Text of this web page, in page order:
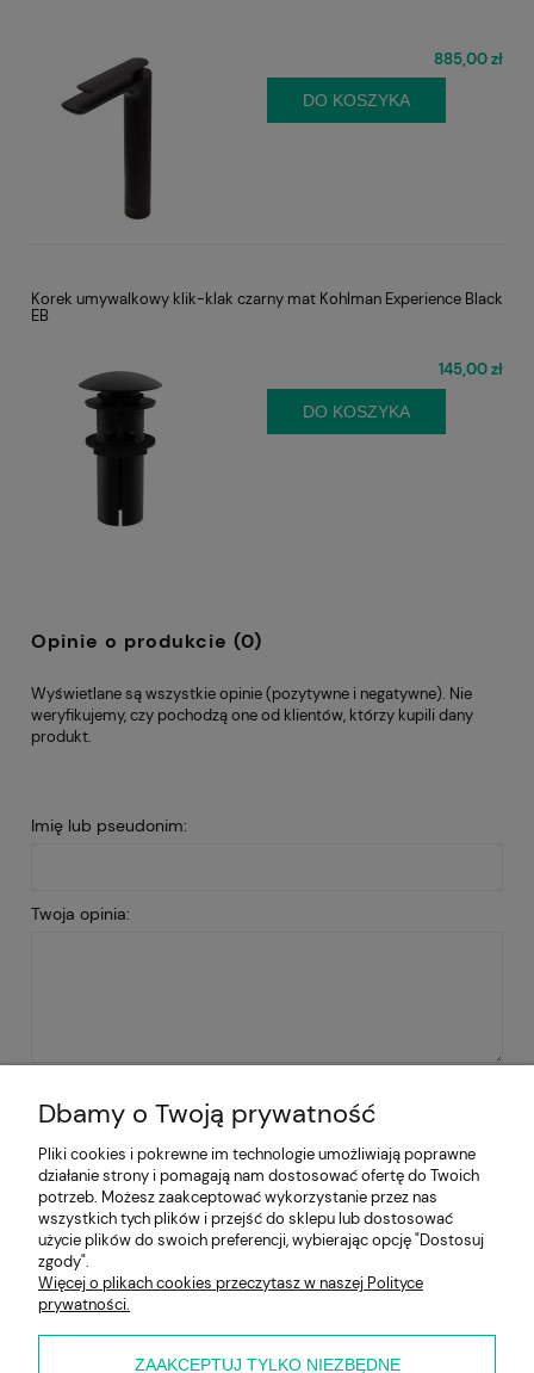
885,00 zł
DO KOSZYKA
Korek umywalkowy klik-klak czarny mat Kohlman Experience Black
EB
145,00 zł
DO KOSZYKA
Opinie o produkcie (0)
Wyświetlane są wszystkie opinie (pozytywne i negatywne). Nie
weryfikujemy, czy pochodzą one od klientów, którzy kupili dany
produkt.
Imię lub pseudonim:
Twoja opinia:
Pomoc
Moje konto
Płatności i dostawa
Dbamy o Twoją prywatność
Pliki cookies i pokrewne im technologie umożliwiają poprawne
działanie strony i pomagają nam dostosować ofertę do Twoich
potrzeb. Możesz zaakceptować wykorzystanie przez nas
wszystkich tych plików i przejść do sklepu lub dostosować
użycie plików do swoich preferencji, wybierając opcję "Dostosuj
zgody".
Więcej o plikach cookies przeczytasz w naszej Polityce
prywatności.
ZAAKCEPTUJ TYLKO NIEZBĘDNE